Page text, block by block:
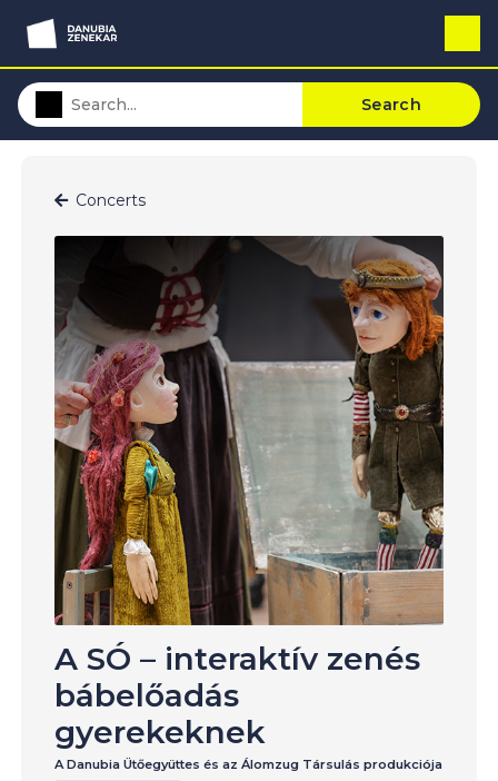
Search
Concerts
A SÓ – interaktív zenés
bábelőadás
gyerekeknek
A Danubia Ütőegyüttes és az Álomzug Társulás produkciója